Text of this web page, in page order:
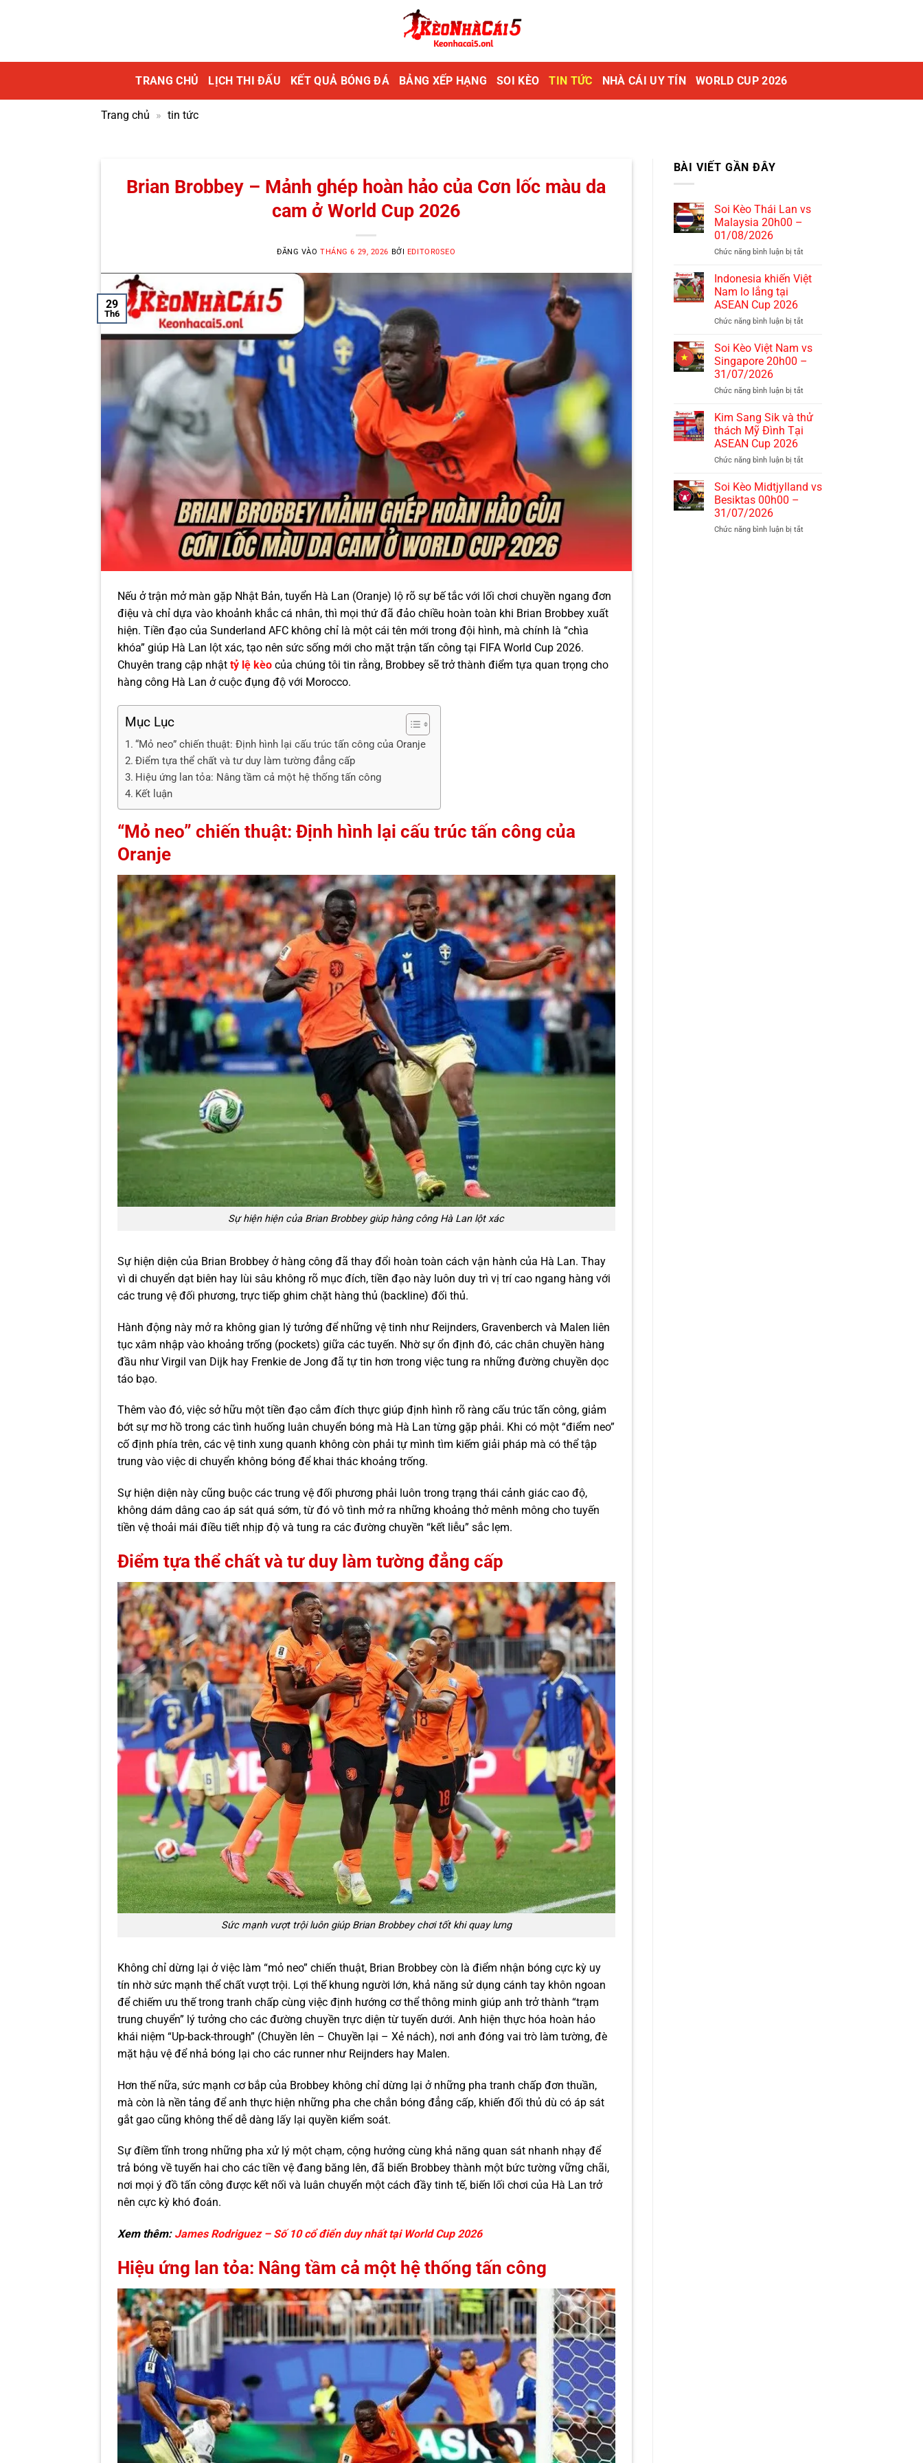
dung
TRANG CHỦ
LỊCH THI ĐẤU KẾT QUẢ BÓNG ĐÁ BẢNG XẾP HẠNG SOI KÈO TIN TỨC NHÀ CÁI UY TÍN WORLD CUP 2026
Trang chủ » tin tức
Brian Brobbey – Mảnh ghép hoàn hảo của Cơn lốc màu da
cam ở World Cup 2026
ĐĂNG VÀOTHÁNG 6 29, 2026 BỞI EDITOR0SEO
29
Th6
Nếu ở trận mở màn gặp Nhật Bản, tuyển Hà Lan (Oranje) lộ rõ sự bế tắc với lối chơi chuyền ngang đơn
điệu và chỉ dựa vào khoảnh khắc cá nhân, thì mọi thứ đã đảo chiều hoàn toàn khi Brian Brobbey xuất
hiện. Tiền đạo của Sunderland AFC không chỉ là một cái tên mới trong đội hình, mà chính là “chìa
khóa” giúp Hà Lan lột xác, tạo nên sức sống mới cho mặt trận tấn công tại FIFA World Cup 2026.
Chuyên trang cập nhật tỷ lệ kèo của chúng tôi tin rằng, Brobbey sẽ trở thành điểm tựa quan trọng cho
hàng công Hà Lan ở cuộc đụng độ với Morocco.
Mục Lục
“Mỏ neo” chiến thuật: Định hình lại cấu trúc tấn công của Oranje
Điểm tựa thể chất và tư duy làm tường đẳng cấp
Hiệu ứng lan tỏa: Nâng tầm cả một hệ thống tấn công
Kết luận
“Mỏ neo” chiến thuật: Định hình lại cấu trúc tấn công của
Oranje
Sự hiện hiện của Brian Brobbey giúp hàng công Hà Lan lột xác
Sự hiện diện của Brian Brobbey ở hàng công đã thay đổi hoàn toàn cách vận hành của Hà Lan. Thay
vì di chuyển dạt biên hay lùi sâu không rõ mục đích, tiền đạo này luôn duy trì vị trí cao ngang hàng với
các trung vệ đối phương, trực tiếp ghim chặt hàng thủ (backline) đối thủ.
Hành động này mở ra không gian lý tưởng để những vệ tinh như Reijnders, Gravenberch và Malen liên
tục xâm nhập vào khoảng trống (pockets) giữa các tuyến. Nhờ sự ổn định đó, các chân chuyền hàng
đầu như Virgil van Dijk hay Frenkie de Jong đã tự tin hơn trong việc tung ra những đường chuyền dọc
táo bạo.
Thêm vào đó, việc sở hữu một tiền đạo cắm đích thực giúp định hình rõ ràng cấu trúc tấn công, giảm
bớt sự mơ hồ trong các tình huống luân chuyển bóng mà Hà Lan từng gặp phải. Khi có một “điểm neo”
cố định phía trên, các vệ tinh xung quanh không còn phải tự mình tìm kiếm giải pháp mà có thể tập
trung vào việc di chuyển không bóng để khai thác khoảng trống.
Sự hiện diện này cũng buộc các trung vệ đối phương phải luôn trong trạng thái cảnh giác cao độ,
không dám dâng cao áp sát quá sớm, từ đó vô tình mở ra những khoảng thở mênh mông cho tuyến
tiền vệ thoải mái điều tiết nhịp độ và tung ra các đường chuyền “kết liễu” sắc lẹm.
Điểm tựa thể chất và tư duy làm tường đẳng cấp
Sức mạnh vượt trội luôn giúp Brian Brobbey chơi tốt khi quay lưng
Không chỉ dừng lại ở việc làm “mỏ neo” chiến thuật, Brian Brobbey còn là điểm nhận bóng cực kỳ uy
tín nhờ sức mạnh thể chất vượt trội. Lợi thế khung người lớn, khả năng sử dụng cánh tay khôn ngoan
để chiếm ưu thế trong tranh chấp cùng việc định hướng cơ thể thông minh giúp anh trở thành “trạm
trung chuyển” lý tưởng cho các đường chuyền trực diện từ tuyến dưới. Anh hiện thực hóa hoàn hảo
khái niệm “Up-back-through” (Chuyền lên – Chuyền lại – Xẻ nách), nơi anh đóng vai trò làm tường, đè
mặt hậu vệ để nhả bóng lại cho các runner như Reijnders hay Malen.
Hơn thế nữa, sức mạnh cơ bắp của Brobbey không chỉ dừng lại ở những pha tranh chấp đơn thuần,
mà còn là nền tảng để anh thực hiện những pha che chắn bóng đẳng cấp, khiến đối thủ dù có áp sát
gắt gao cũng không thể dễ dàng lấy lại quyền kiểm soát.
Sự điềm tĩnh trong những pha xử lý một chạm, cộng hưởng cùng khả năng quan sát nhanh nhạy để
trả bóng về tuyến hai cho các tiền vệ đang băng lên, đã biến Brobbey thành một bức tường vững chãi,
nơi mọi ý đồ tấn công được kết nối và luân chuyển một cách đầy tinh tế, biến lối chơi của Hà Lan trở
nên cực kỳ khó đoán.
Xem thêm: James Rodriguez – Số 10 cổ điển duy nhất tại World Cup 2026
Hiệu ứng lan tỏa: Nâng tầm cả một hệ thống tấn công
BÀI VIẾT GẦN ĐÂY
Soi Kèo Thái Lan vs
Malaysia 20h00 –
01/08/2026
Chức năng bình luận bị tắtở
Kèo
Thái
Malaysia
–
Indonesia khiến Việt
Nam lo lắng tại
ASEAN Cup 2026
Chức năng bình luận bị tắtở
khiến
lắng
ASEAN
Soi Kèo Việt Nam vs
Singapore 20h00 –
31/07/2026
Chức năng bình luận bị tắtở
Kèo
Singapore
–
Kim Sang Sik và thử
thách Mỹ Đình Tại
ASEAN Cup 2026
Chức năng bình luận bị tắtở
Sang
thách
Soi Kèo Midtjylland vs
Besiktas 00h00 –
31/07/2026
Chức năng bình luận bị tắtở